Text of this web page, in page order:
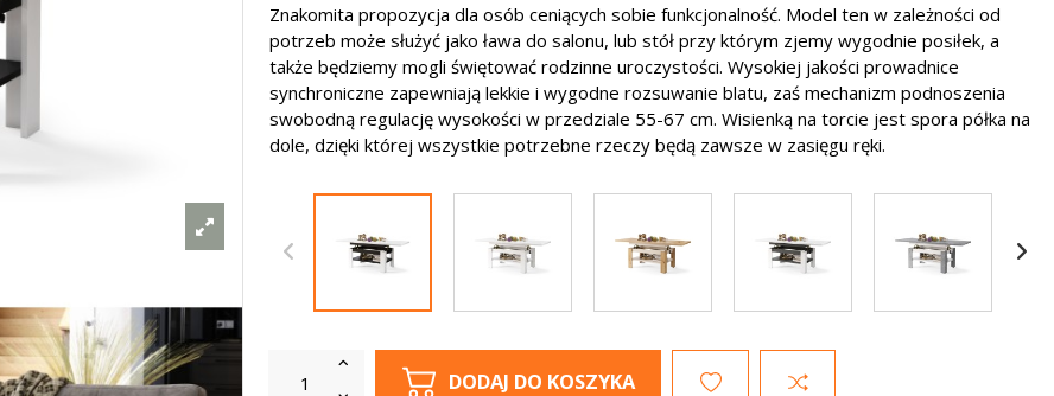
Znakomita propozycja dla osób ceniących sobie funkcjonalność. Model ten w zależności od
potrzeb może służyć jako ława do salonu, lub stół przy którym zjemy wygodnie posiłek, a
także będziemy mogli świętować rodzinne uroczystości. Wysokiej jakości prowadnice
synchroniczne zapewniają lekkie i wygodne rozsuwanie blatu, zaś mechanizm podnoszenia
swobodną regulację wysokości w przedziale 55-67 cm. Wisienką na torcie jest spora półka na
dole, dzięki której wszystkie potrzebne rzeczy będą zawsze w zasięgu ręki.
DODAJ DO KOSZYKA